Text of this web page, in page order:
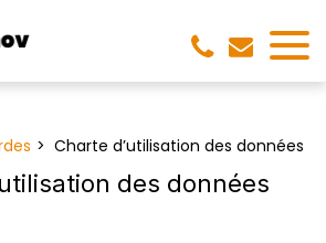
Charte d’utilisation des données
des données